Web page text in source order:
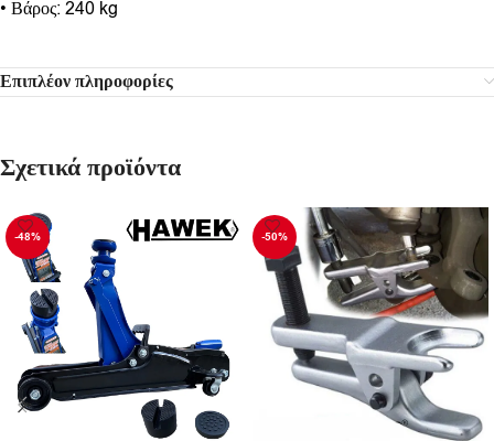
• Βάρος: 240 kg
Επιπλέον πληροφορίες
Σχετικά προϊόντα
-48% -50%